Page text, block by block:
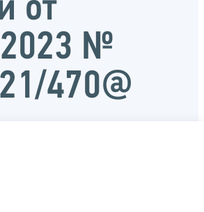
от
№
470@